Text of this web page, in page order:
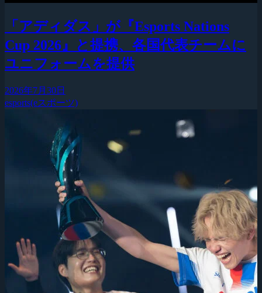
「アディダス」が『Esports Nations
Cup 2026』と提携、各国代表チームに
ユニフォームを提供
2026年7月30日
esports(eスポーツ)